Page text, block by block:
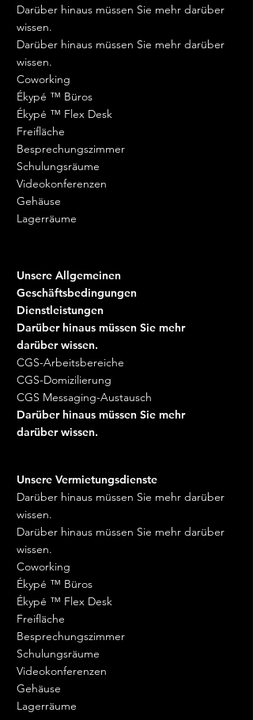
Darüber hinaus müssen Sie mehr darüber
wissen.
Darüber hinaus müssen Sie mehr darüber
wissen.
Coworking
Ékypé ™ Büros
Ékypé ™ Flex Desk
Freifläche
Besprechungszimmer
Schulungsräume
Videokonferenzen
Gehäuse
Lagerräume
Unsere Allgemeinen
Geschäftsbedingungen
Dienstleistungen
Darüber hinaus müssen Sie mehr
darüber wissen.
CGS-Arbeitsbereiche
CGS-Domizilierung
CGS Messaging-Austausch
Darüber hinaus müssen Sie mehr
darüber wissen.
Unsere Vermietungsdienste
Darüber hinaus müssen Sie mehr darüber
wissen.
Darüber hinaus müssen Sie mehr darüber
wissen.
Coworking
Ékypé ™ Büros
Ékypé ™ Flex Desk
Freifläche
Besprechungszimmer
Schulungsräume
Videokonferenzen
Gehäuse
Lagerräume